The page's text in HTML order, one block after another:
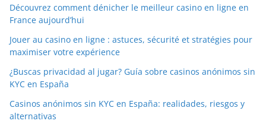
Découvrez comment dénicher le meilleur casino en ligne en
France aujourd’hui
Jouer au casino en ligne : astuces, sécurité et stratégies pour
maximiser votre expérience
¿Buscas privacidad al jugar? Guía sobre casinos anónimos sin
KYC en España
Casinos anónimos sin KYC en España: realidades, riesgos y
alternativas